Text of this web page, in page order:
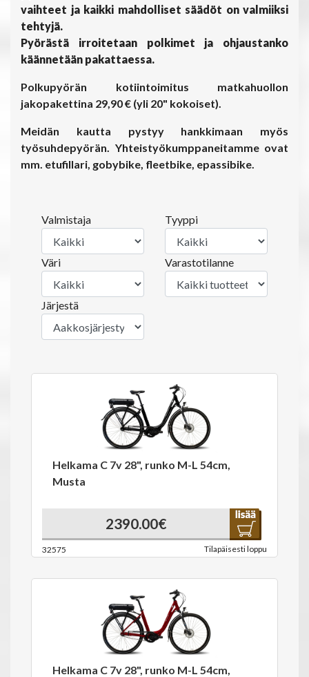
vaihteet ja kaikki mahdolliset säädöt on valmiiksi
tehtyjä.
Pyörästä irroitetaan polkimet ja ohjaustanko
käännetään pakattaessa.
Polkupyörän kotiintoimitus matkahuollon
jakopakettina 29,90 € (yli 20" kokoiset).
Meidän kautta pystyy hankkimaan myös
työsuhdepyörän. Yhteistyökumppaneitamme ovat
mm. etufillari, gobybike, fleetbike, epassibike.
Valmistaja Tyyppi
Väri Varastotilanne
Järjestä
Helkama C 7v 28", runko M-L 54cm,
Musta
2390.00€
32575 Tilapäisesti loppu
Helkama C 7v 28", runko M-L 54cm,